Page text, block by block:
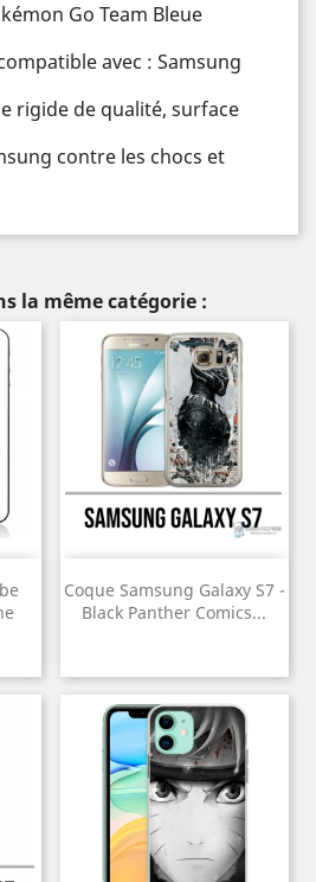
Go Team Bleue
avec : Samsung
rigide de qualité, surface
contre les chocs et
la même catégorie :
Coque Samsung Galaxy S7 -
Black Panther Comics...